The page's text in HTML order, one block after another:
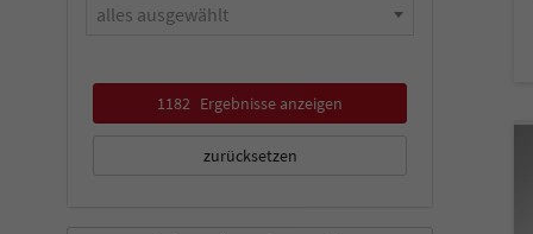
alles ausgewählt
1182 Ergebnisse anzeigen
zurücksetzen